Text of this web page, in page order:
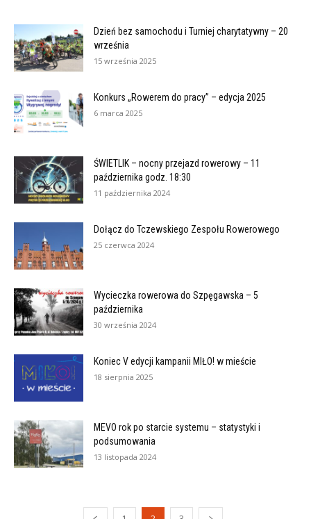
Dzień bez samochodu i Turniej charytatywny – 20
września
15 września 2025
Konkurs „Rowerem do pracy” – edycja 2025
6 marca 2025
ŚWIETLIK – nocny przejazd rowerowy – 11
października godz. 18:30
11 października 2024
Dołącz do Tczewskiego Zespołu Rowerowego
25 czerwca 2024
Wycieczka rowerowa do Szpęgawska – 5
października
30 września 2024
Koniec V edycji kampanii MIŁO! w mieście
18 sierpnia 2025
MEVO rok po starcie systemu – statystyki i
podsumowania
13 listopada 2024